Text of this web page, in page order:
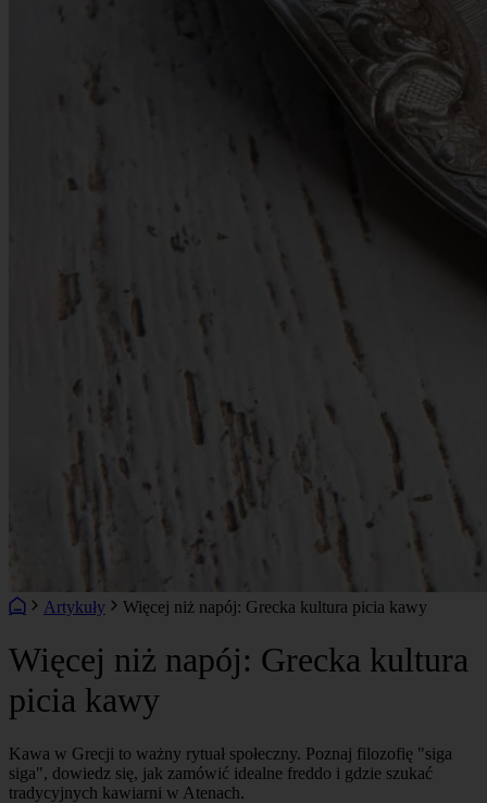
Artykuły Więcej niż napój: Grecka kultura picia kawy
Więcej niż napój: Grecka kultura
picia kawy
Kawa w Grecji to ważny rytuał społeczny. Poznaj filozofię "siga
siga", dowiedz się, jak zamówić idealne freddo i gdzie szukać
tradycyjnych kawiarni w Atenach.